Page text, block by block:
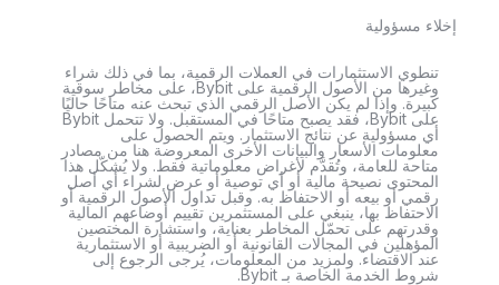
إخلاء مسؤولية
تنطوي الاستثمارات في العملات الرقمية، بما في ذلك شراء
وغيرها من الأصول الرقمية على Bybit، على مخاطر سوقية
كبيرة. وإذا لم يكن الأصل الرقمي الذي تبحث عنه متاحًا حاليًا
على Bybit، فقد يصبح متاحًا في المستقبل. ولا تتحمل Bybit
أي مسؤولية عن نتائج الاستثمار. ويتم الحصول على
معلومات الأسعار والبيانات الأخرى المعروضة هنا من مصادر
متاحة للعامة، وتُقدَّم لأغراض معلوماتية فقط. ولا يُشكّل هذا
المحتوى نصيحة مالية أو أي توصية أو عرض لشراء أي أصل
رقمي أو بيعه أو الاحتفاظ به. وقبل تداول الأصول الرقمية أو
الاحتفاظ بها، ينبغي على المستثمرين تقييم أوضاعهم المالية
وقدرتهم على تحمّل المخاطر بعناية، واستشارة المختصين
المؤهلين في المجالات القانونية أو الضريبية أو الاستثمارية
عند الاقتضاء. ولمزيد من المعلومات، يُرجى الرجوع إلى
شروط الخدمة الخاصة بـ Bybit.